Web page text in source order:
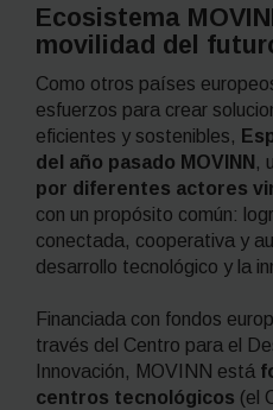
Ecosistema
movilidad del
Como otros países
esfuerzos para crear
eficientes y sostenibles,
del año pasado MOVINN ,
por diferentes actores
con un propósito común:
conectada, cooperativa y
desarrollo tecnológico y la
Financiada con fondos
través del Centro para el
Innovación, MOVINN está
centros tecnológicos (el